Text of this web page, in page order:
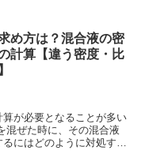
め方は？混合液の密
計算【違う密度・比
が必要となることが多い
混ぜた時に、その混合液
にはどのように対処する